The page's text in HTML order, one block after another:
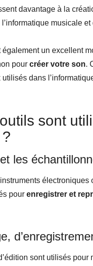
davantage à la
musicale
également un excellent
pour créer votre son.
dans
sont
les
pour enregistrer et
sont utilisés